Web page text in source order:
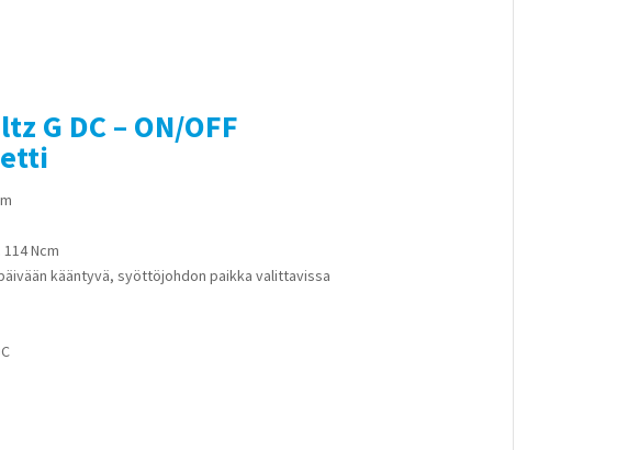
G DC – ON/OFF
Ncm
kääntyvä, syöttöjohdon paikka valittavissa